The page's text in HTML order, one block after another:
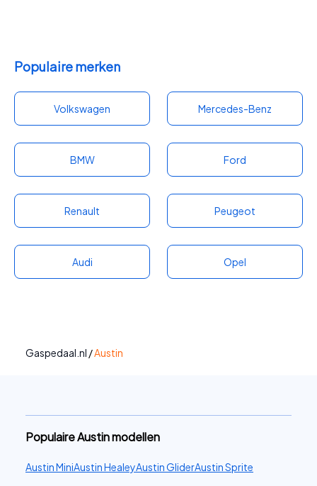
Populaire merken
Volkswagen Mercedes-Benz
BMW Ford
Renault Peugeot
Audi Opel
Gaspedaal.nl /Austin
Populaire Austin modellen
Austin MiniAustin HealeyAustin GliderAustin Sprite